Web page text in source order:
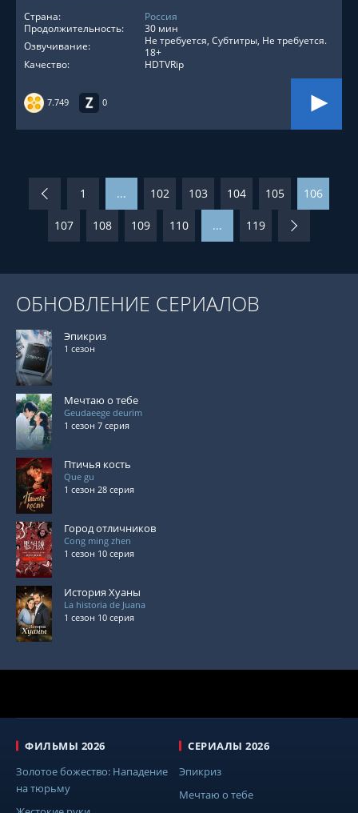
7.749 0
Страна:
Россия
Продолжительность:
30 мин
Озвучивание:
Не требуется, Субтитры, Не требуется.
18+
Качество:
HDTVRip
1 ... 102 103 104 105 106
107 108 109 110 ... 119
ОБНОВЛЕНИЕ СЕРИАЛОВ
Эпикриз
1 сезон
Мечтаю о тебе
Geudaeege deurim
1 сезон 7 серия
Птичья кость
Que gu
1 сезон 28 серия
Город отличников
Cong ming zhen
1 сезон 10 серия
История Хуаны
La historia de Juana
1 сезон 10 серия
ФИЛЬМЫ 2026
Золотое божество: Нападение
на тюрьму
СЕРИАЛЫ 2026
Эпикриз
Мечтаю о тебе